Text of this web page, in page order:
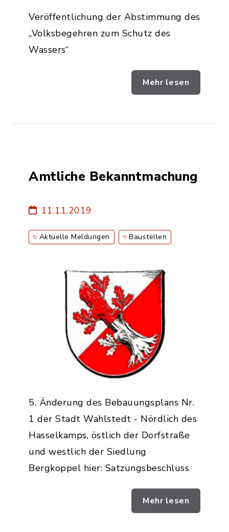
Veröffentlichung der Abstimmung des
„Volksbegehren zum Schutz des
Wassers“
Mehr lesen
Amtliche Bekanntmachung
11.11.2019
Aktuelle Meldungen Baustellen
5. Änderung des Bebauungsplans Nr.
1 der Stadt Wahlstedt - Nördlich des
Hasselkamps, östlich der Dorfstraße
und westlich der Siedlung
Bergkoppel hier: Satzungsbeschluss
Mehr lesen